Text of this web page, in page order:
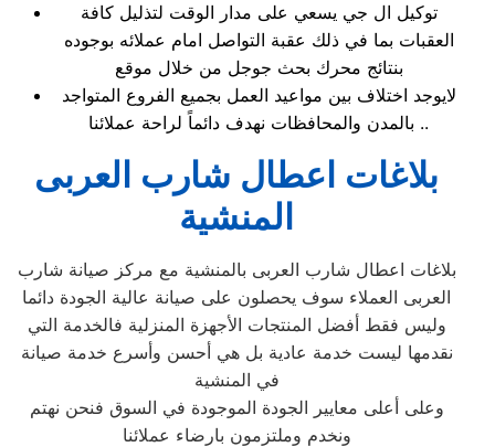
توكيل ال جي يسعي على مدار الوقت لتذليل كافة
العقبات بما في ذلك عقبة التواصل امام عملائه بوجوده
بنتائج محرك بحث جوجل من خلال موقع
لايوجد اختلاف بين مواعيد العمل بجميع الفروع المتواجد
بالمدن والمحافظات نهدف دائماً لراحة عملائنا ..
بلاغات اعطال شارب العربى
المنشية
بلاغات اعطال شارب العربى بالمنشية مع مركز صيانة شارب
العربى العملاء سوف يحصلون على صيانة عالية الجودة دائما
وليس فقط أفضل المنتجات الأجهزة المنزلية فالخدمة التي
نقدمها ليست خدمة عادية بل هي أحسن وأسرع خدمة صيانة
في المنشية
وعلى أعلى معايير الجودة الموجودة في السوق فنحن نهتم
ونخدم وملتزمون بارضاء عملائنا